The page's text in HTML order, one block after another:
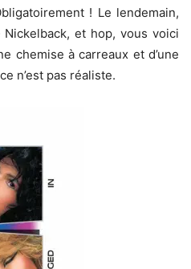
! Le lendemain,
et hop, vous voici
chemise à carreaux et d’une
n’est pas réaliste.